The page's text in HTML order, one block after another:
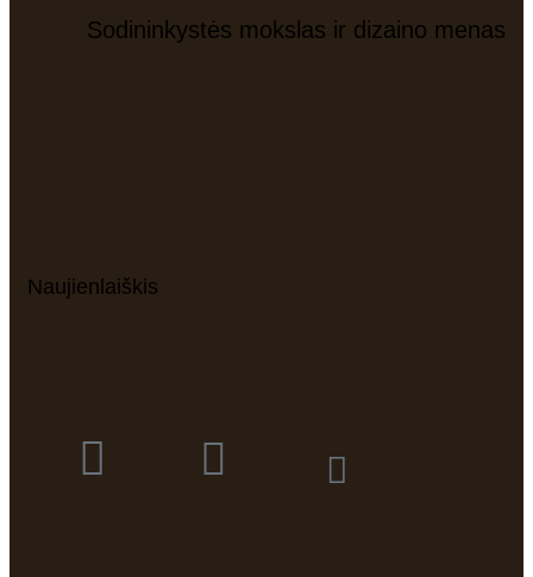
Sodininkystės mokslas ir dizaino menas
Naujienlaiškis